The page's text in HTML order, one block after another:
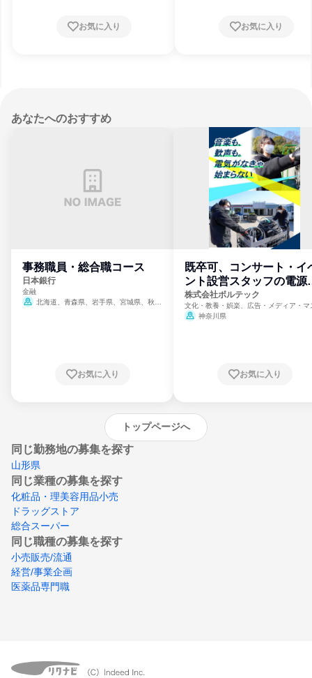
お気に入り お気に入り
あなたへのおすすめ
事務職員・総合職コース
日本銀行
金融
北海道、青森県、岩手県、宮城県、秋田
崎県、熊本県、大分県、宮崎県、鹿児島県、
お気に入り
既卒可、コンサート・イ
ント設営スタッフの電源
門
株式会社ボルテック
文化・教養・娯楽、広告・メディア・マ
ミ、電力・ガス・水道・エネルギー
神奈川県
お気に入り
トップページへ
同じ勤務地の募集を探す
山形県
同じ業種の募集を探す
化粧品・理美容用品小売
ドラッグストア
総合スーパー
同じ職種の募集を探す
小売販売/流通
経営/事業企画
医薬品専門職